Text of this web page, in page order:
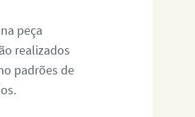
peça
realizados
padrões de